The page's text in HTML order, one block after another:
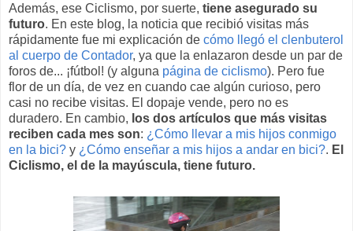
Además, ese Ciclismo, por suerte, tiene asegurado su
futuro. En este blog, la noticia que recibió visitas más
rápidamente fue mi explicación de cómo llegó el clenbuterol
al cuerpo de Contador, ya que la enlazaron desde un par de
foros de... ¡fútbol! (y alguna página de ciclismo). Pero fue
flor de un día, de vez en cuando cae algún curioso, pero
casi no recibe visitas. El dopaje vende, pero no es
duradero. En cambio, los dos artículos que más visitas
reciben cada mes son: ¿Cómo llevar a mis hijos conmigo
en la bici? y ¿Cómo enseñar a mis hijos a andar en bici?. El
Ciclismo, el de la mayúscula, tiene futuro.